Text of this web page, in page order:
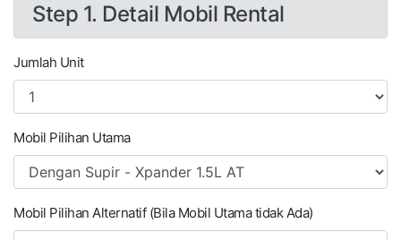
Step 1. Detail Mobil Rental
Jumlah Unit
Mobil Pilihan Utama
Mobil Pilihan Alternatif (Bila Mobil Utama tidak Ada)